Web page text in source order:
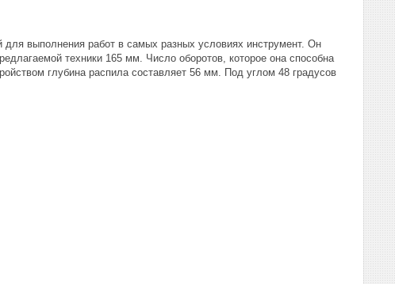
выполнения работ в самых разных условиях инструмент. Он
техники 165 мм. Число оборотов, которое она способна
глубина распила составляет 56 мм. Под углом 48 градусов